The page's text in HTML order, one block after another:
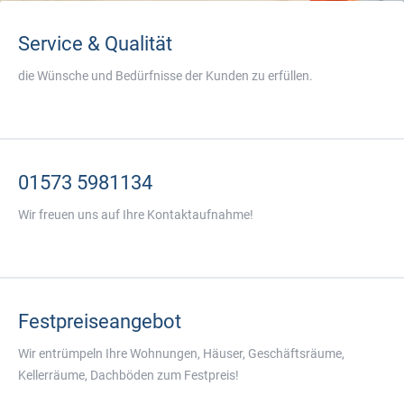
Service & Qualität
die Wünsche und Bedürfnisse der Kunden zu erfüllen.
01573 5981134
Wir freuen uns auf Ihre Kontaktaufnahme!
Festpreiseangebot
Wir entrümpeln Ihre Wohnungen, Häuser, Geschäftsräume,
Kellerräume, Dachböden zum Festpreis!